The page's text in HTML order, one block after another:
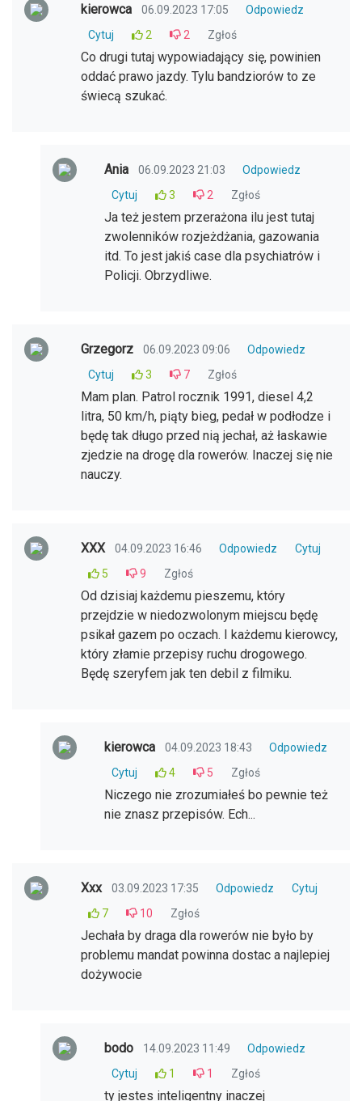
kierowca 06.09.2023 17:05
Odpowiedz
Cytuj
2 2 Zgłoś
Co drugi tutaj wypowiadający się, powinien
oddać prawo jazdy. Tylu bandziorów to ze
świecą szukać.
Ania 06.09.2023 21:03
Odpowiedz
Cytuj
3 2 Zgłoś
Ja też jestem przerażona ilu jest tutaj
zwolenników rozjeżdżania, gazowania
itd. To jest jakiś case dla psychiatrów i
Policji. Obrzydliwe.
Grzegorz 06.09.2023 09:06
Odpowiedz
Cytuj
3 7 Zgłoś
Mam plan. Patrol rocznik 1991, diesel 4,2
litra, 50 km/h, piąty bieg, pedał w podłodze i
będę tak długo przed nią jechał, aż łaskawie
zjedzie na drogę dla rowerów. Inaczej się nie
nauczy.
XXX 04.09.2023 16:46 Odpowiedz
Cytuj
5
9 Zgłoś
Od dzisiaj każdemu pieszemu, który
przejdzie w niedozwolonym miejscu będę
psikał gazem po oczach. I każdemu kierowcy,
który złamie przepisy ruchu drogowego.
Będę szeryfem jak ten debil z filmiku.
kierowca 04.09.2023 18:43
Odpowiedz
Cytuj
4 5 Zgłoś
Niczego nie zrozumiałeś bo pewnie też
nie znasz przepisów. Ech...
Xxx 03.09.2023 17:35 Odpowiedz
Cytuj
7
10 Zgłoś
Jechała by draga dla rowerów nie było by
problemu mandat powinna dostac a najlepiej
dożywocie
bodo 14.09.2023 11:49
Odpowiedz
Cytuj
1 1 Zgłoś
ty jestes inteligentny inaczej